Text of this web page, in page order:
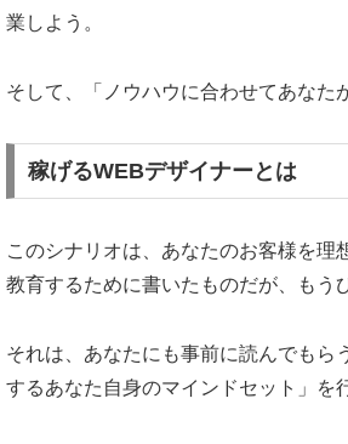
業しよう。
そして、「ノウハウに合わせてあなた
稼げるWEBデザイナーとは
このシナリオは、あなたのお客様を理
教育するために書いたものだが、もう
それは、あなたにも事前に読んでもら
するあなた自身のマインドセット」を